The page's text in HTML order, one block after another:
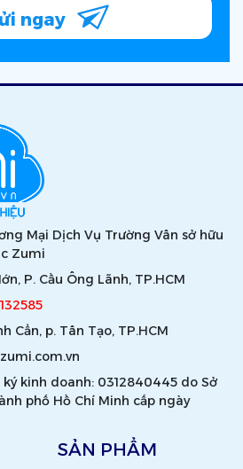
ngay
Mại Dịch Vụ Trường Vân sở hữu
Zumi
P. Cầu Ông Lãnh, TP.HCM
Cẩn, p. Tân Tạo, TP.HCM
kinh doanh: 0312840445 do Sở
phố Hồ Chí Minh cấp ngày
SẢN PHẨM